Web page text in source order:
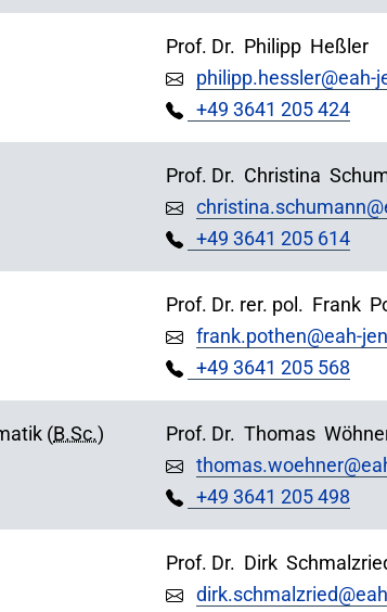
Prof. Dr. Philipp Heßler
philipp.hessler@eah-
+49 3641 205 424
Prof. Dr. Christina
+49 3641 205 614
Prof. Dr. rer. pol. Frank
frank.pothen@eah-
+49 3641 205 568
(B.Sc.) Prof. Dr. Thomas
+49 3641 205 498
Prof. Dr. Dirk